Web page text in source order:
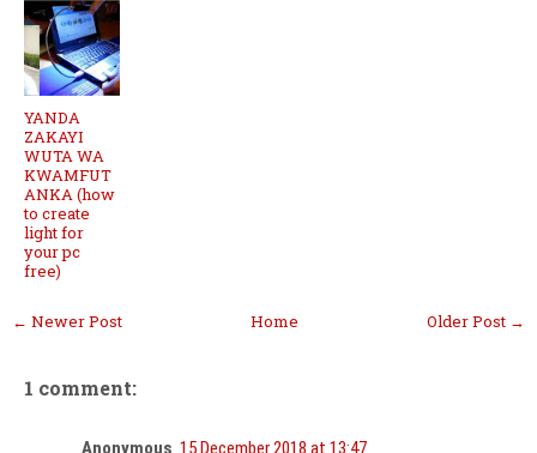
YANDA
ZAKAYI
WUTA WA
KWAMFUT
ANKA (how
to create
light for
your pc
free)
← Newer Post Older Post →
Home
1 comment:
Anonymous 15 December 2018 at 13:47